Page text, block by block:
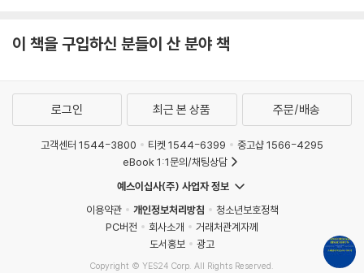
이 책을 구입하신 분들이 산 분야 책
로그인 최근 본 상품 주문/배송
고객센터 1544-3800 티켓 1544-6399
중고샵 1566-4295
eBook 1:1문의/채팅상담
예스이십사(주) 사업자 정보
이용약관
개인정보처리방침
청소년보호정책
PC버전
회사소개
거래처관계자께
도서홍보
광고
Copyright © YES24 Corp. All Rights Reserved.